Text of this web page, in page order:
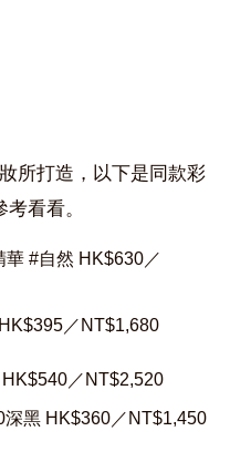
所打造，以下是同款彩
看看。
#自然 HK$630／
／NT$1,680
／NT$2,520
黑 HK$360／NT$1,450